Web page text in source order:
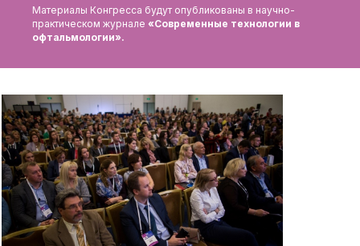
Материалы Конгресса будут опубликованы в научно-
практическом журнале «Современные технологии в
офтальмологии».